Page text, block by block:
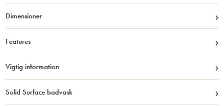
Dimensioner ›
Features ›
Vigtig information ›
Solid Surface badvask ›